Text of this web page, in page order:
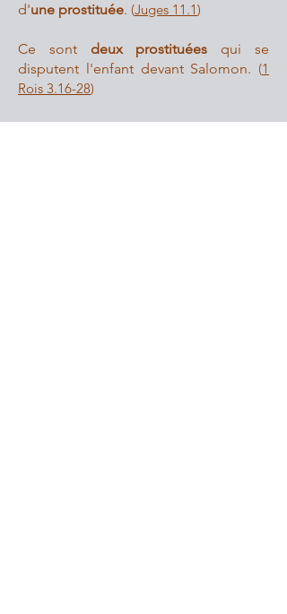
d'une prostituée. (Juges 11.1)
Ce sont deux prostituées qui se
disputent l'enfant devant Salomon. (1
Rois 3.16-28)
Dans les évangiles, les prostituées sont